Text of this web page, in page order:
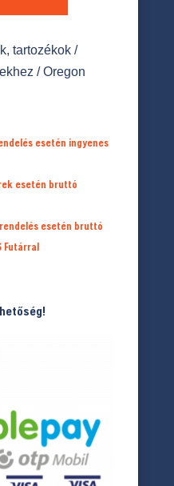
tartozékok/
/ Oregon
esetén ingyenes
esetén bruttó
esetén bruttó
Futárral